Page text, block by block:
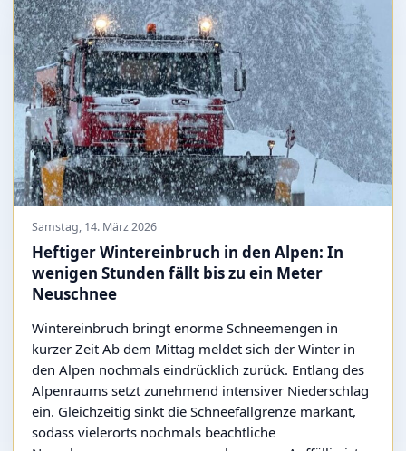
Samstag, 14. März 2026
Heftiger Wintereinbruch in den Alpen: In
wenigen Stunden fällt bis zu ein Meter
Neuschnee
Wintereinbruch bringt enorme Schneemengen in
kurzer Zeit Ab dem Mittag meldet sich der Winter in
den Alpen nochmals eindrücklich zurück. Entlang des
Alpenraums setzt zunehmend intensiver Niederschlag
ein. Gleichzeitig sinkt die Schneefallgrenze markant,
sodass vielerorts nochmals beachtliche